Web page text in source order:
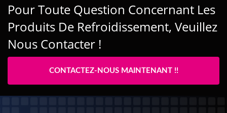
Pour Toute Question Concernant Les
Produits De Refroidissement, Veuillez
Nous Contacter !
CONTACTEZ-NOUS MAINTENANT !!